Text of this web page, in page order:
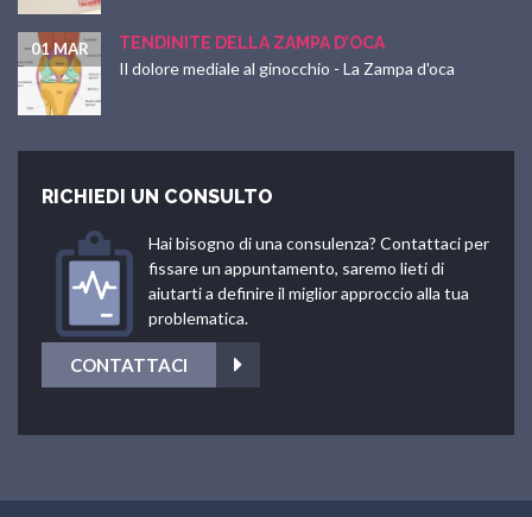
TENDINITE DELLA ZAMPA D’OCA
01 MAR
Il dolore mediale al ginocchio - La Zampa d'oca
RICHIEDI UN CONSULTO
Hai bisogno di una consulenza? Contattaci per
fissare un appuntamento, saremo lieti di
aiutarti a definire il miglior approccio alla tua
problematica.
CONTATTACI